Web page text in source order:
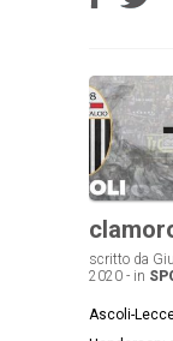
scritto da
2020 - in
Ascoli-